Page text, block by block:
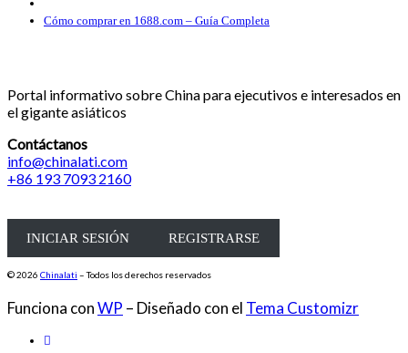
Entrada siguiente
Cómo comprar en 1688.com – Guía Completa
Portal informativo sobre China para ejecutivos e interesados en
el gigante asiáticos
Contáctanos
info@chinalati.com
+86 193 7093 2160
INICIAR SESIÓN REGISTRARSE
© 2026 Chinalati – Todos los derechos reservados
Funciona conWP – Diseñado con el Tema Customizr